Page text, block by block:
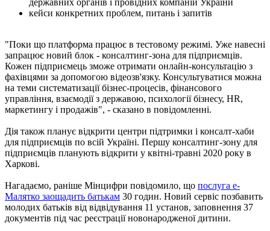
кейси конкретних проблем, питань і запитів
"Поки що платформа працює в тестовому режимі. Уже навесні
запрацює новий блок - консалтинг-зона для підприємців.
Кожен підприємець зможе отримати онлайн-консультацію з
фахівцями за допомогою відеозв'язку. Консультуватися можна
на теми систематизації бізнес-процесів, фінансового
управління, взаємодії з державою, психології бізнесу, HR,
маркетингу і продажів", - сказано в повідомленні.
Дія також планує відкрити центри підтримки і консалт-хаби
для підприємців по всій Україні. Першу консалтинг-зону для
підприємців планують відкрити у квітні-травні 2020 року в
Харкові.
Нагадаємо, раніше Мінцифри повідомило, що послуга е-
Малятко заощадить батькам 30 годин. Новий сервіс позбавить
молодих батьків від відвідування 11 установ, заповнення 37
документів під час реєстрації новонародженої дитини.